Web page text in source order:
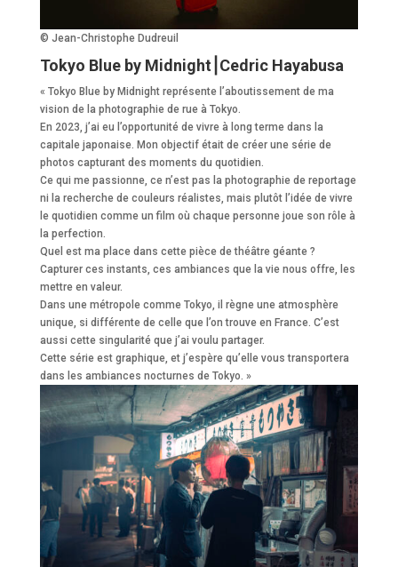
© Jean-Christophe Dudreuil
Tokyo Blue by Midnight⎮Cedric Hayabusa
« Tokyo Blue by Midnight représente l’aboutissement de ma
vision de la photographie de rue à Tokyo.
En 2023, j’ai eu l’opportunité de vivre à long terme dans la
capitale japonaise. Mon objectif était de créer une série de
photos capturant des moments du quotidien.
Ce qui me passionne, ce n’est pas la photographie de reportage
ni la recherche de couleurs réalistes, mais plutôt l’idée de vivre
le quotidien comme un film où chaque personne joue son rôle à
la perfection.
Quel est ma place dans cette pièce de théâtre géante ?
Capturer ces instants, ces ambiances que la vie nous offre, les
mettre en valeur.
Dans une métropole comme Tokyo, il règne une atmosphère
unique, si différente de celle que l’on trouve en France. C’est
aussi cette singularité que j’ai voulu partager.
Cette série est graphique, et j’espère qu’elle vous transportera
dans les ambiances nocturnes de Tokyo. »